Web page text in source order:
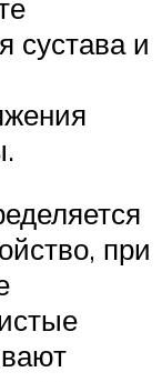
сустава и
при